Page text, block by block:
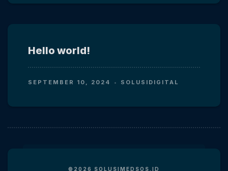
Hello world!
SEPTEMBER 10, 2024 SOLUSIDIGITAL
©2026 SOLUSIMEDSOS.ID